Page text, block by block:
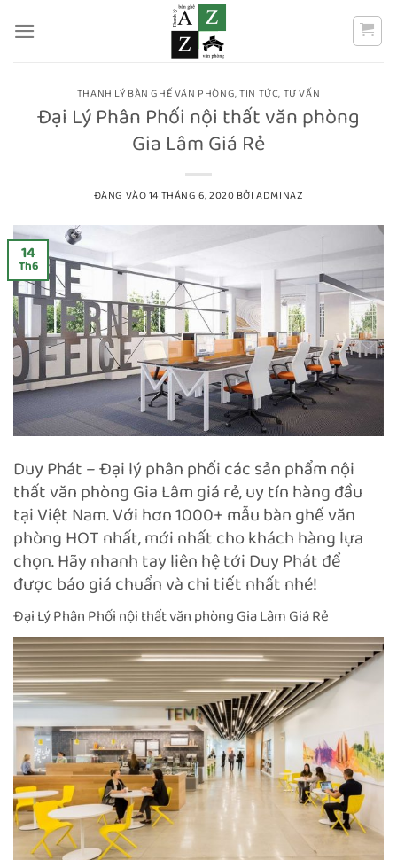
qua
THANH LÝ BÀN GHẾ VĂN PHÒNG,TIN TỨC, TƯ VẤN
Đại Lý Phân Phối nội thất văn phòng
Gia Lâm Giá Rẻ
ĐĂNG VÀO14 THÁNG 6, 2020 BỞIADMINAZ
14
Th6
Duy Phát – Đại lý phân phối các sản phẩm nội
thất văn phòng Gia Lâm giá rẻ, uy tín hàng đầu
tại Việt Nam. Với hơn 1000+ mẫu bàn ghế văn
phòng HOT nhất, mới nhất cho khách hàng lựa
chọn. Hãy nhanh tay liên hệ tới Duy Phát để
được báo giá chuẩn và chi tiết nhất nhé!
Đại Lý Phân Phối nội thất văn phòng Gia Lâm Giá Rẻ